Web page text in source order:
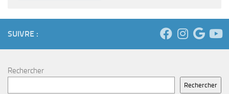
SUIVRE :
Rechercher
Rechercher